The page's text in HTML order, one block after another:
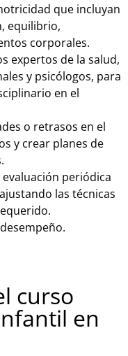
que incluyan
equilibrio,
corporales.
expertos de la salud,
y psicólogos, para
en el
o retrasos en el
y crear planes de
periódica
las técnicas
curso
en